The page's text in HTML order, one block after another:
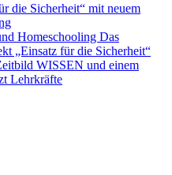
die Sicherheit“ mit neuem
Homeschooling Das
„Einsatz für die Sicherheit“
WISSEN und einem
Lehrkräfte